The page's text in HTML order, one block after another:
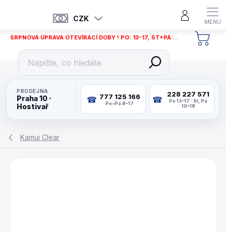
CZK
SRPNOVÁ ÚPRAVA OTEVÍRACÍ DOBY ! PO: 13-17, ST+PÁ: 12-18
PRODEJNA
Praha 10 ·
Hostivař
777 125 166
Po–Pá 8–17
228 227 571
Po 13–17 · St, Pá
10–18
Kamui Clear